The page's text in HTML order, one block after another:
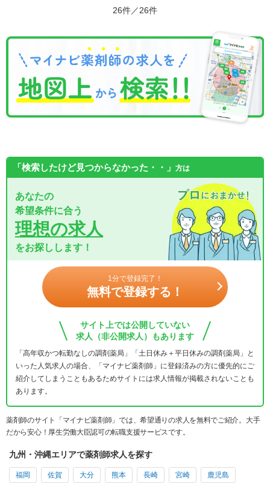
26件／26件
「検索したけど見つからなかった・・」 方は
あなたの
希望条件に合う
理想の求人
をお探しします！
1分で登録完了！
無料で登録する！
サイト上では公開していない
求人（非公開求人）もあります
「高年収かつ転勤なしの調剤薬局」「土日休み＋平日休みの調剤薬局」と
いった人気求人の場合、「マイナビ薬剤師」に登録済みの方に優先的にご
紹介してしまうこともあるためサイトには求人情報が掲載されないことも
あります。
薬剤師のサイト「マイナビ薬剤師」では、希望通りの求人を無料でご紹介。大手
だから安心！厚生労働大臣認可の転職支援サービスです。
九州・沖縄エリアで薬剤師求人を探す
福岡 佐賀 大分 熊本 長崎 宮崎 鹿児島